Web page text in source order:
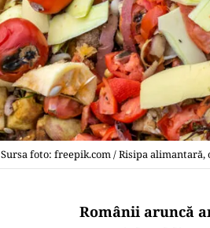
Sursa foto: freepik.com / Risipa
Românii aruncă